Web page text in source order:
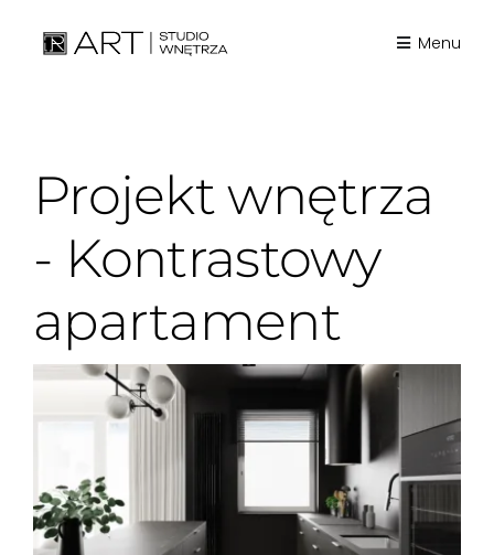
content
Menu
Projekt wnętrza
- Kontrastowy
apartament